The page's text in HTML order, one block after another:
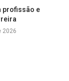
profissão e
2026